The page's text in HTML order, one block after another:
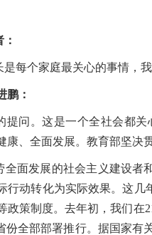
是每个家庭最关心的事情，
鹏：
提问。这是一个全社会都
康、全面发展。教育部坚决
全面发展的社会主义建设者
行动转化为实际效果。这
政策制度。去年初，我们在
份全部部署推行。据国家